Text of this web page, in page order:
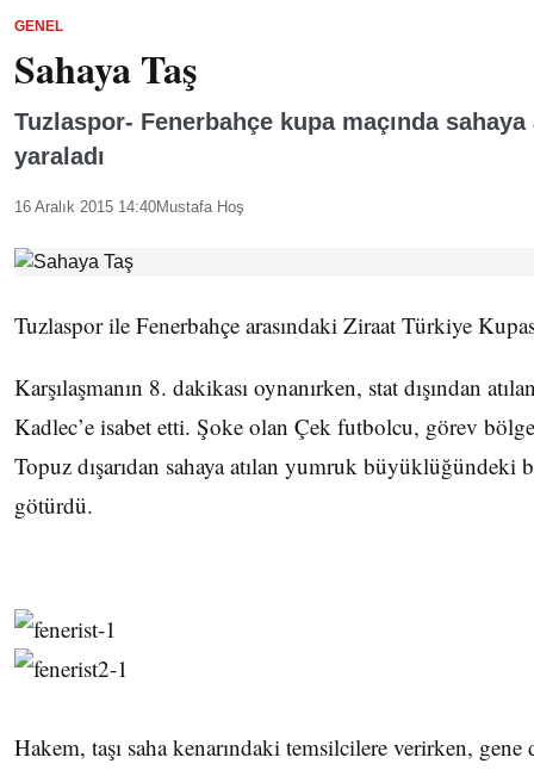
GENEL
Sahaya Taş
Tuzlaspor- Fenerbahçe kupa maçında
yaraladı
16 Aralık 2015 14:40Mustafa Hoş
Tuzlaspor ile Fenerbahçe arasındaki Ziraat Türkiye
Karşılaşmanın 8. dakikası oynanırken, stat dışından
Kadlec’e isabet etti. Şoke olan Çek futbolcu, görev
Topuz dışarıdan sahaya atılan yumruk büyüklüğündeki
götürdü.
Hakem, taşı saha kenarındaki temsilcilere verirken, gene